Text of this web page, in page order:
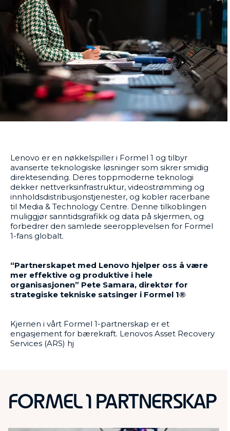
Lenovo er en nøkkelspiller i Formel 1 og tilbyr
avanserte teknologiske løsninger som sikrer smidig
direktesending. Deres toppmoderne teknologi
dekker nettverksinfrastruktur, videostrømming og
innholdsdistribusjonstjenester, og kobler racerbane
til Media & Technology Centre. Denne tilkoblingen
muliggjør sanntidsgrafikk og data på skjermen, og
forbedrer den samlede seeropplevelsen for Formel
1-fans globalt.
“Partnerskapet med Lenovo hjelper oss å være
mer effektive og produktive i hele
organisasjonen” Pete Samara, direktør for
strategiske tekniske satsinger i Formel 1®
Kjernen i vårt Formel 1-partnerskap er et
engasjement for bærekraft. Lenovos Asset Recovery
Services (ARS) hj
FORMEL 1 PARTNERSKAP